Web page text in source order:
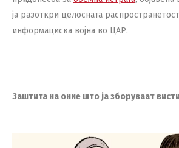
ја разоткри целосната
информациска војна во ЦАР.
Заштита на оние што ја зборуваат